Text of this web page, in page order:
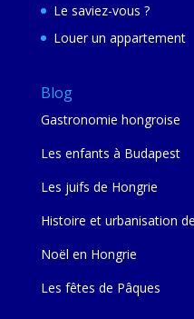
Le saviez-vous ?
Louer un appartement
Blog
Gastronomie hongroise
Les enfants à Budapest
Les juifs de Hongrie
Histoire et urbanisation
Noël en Hongrie
Les fêtes de Pâques